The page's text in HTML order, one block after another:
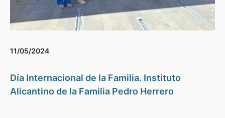
11/05/2024
Día Internacional de la Familia. Instituto
Alicantino de la Familia Pedro Herrero